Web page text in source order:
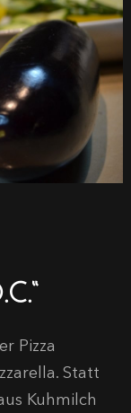
Pizza
Statt
Kuhmilch